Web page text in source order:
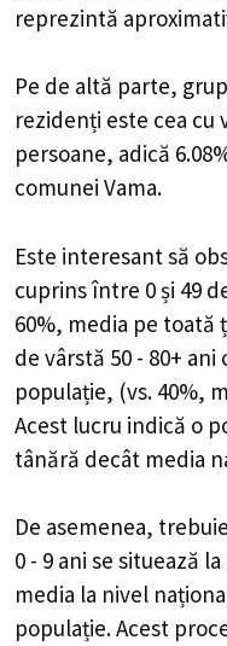
reprezintă
Pe de altă parte,
rezidenți este cea cu
persoane, adică
comunei Vama.
Este interesant să
cuprins între 0 și 49
60%, media pe toată
de vârstă 50 - 80+
populație, (vs. 40%,
Acest lucru indică o
tânără decât media
De asemenea,
0 - 9 ani se situează
media la nivel
populație. Acest